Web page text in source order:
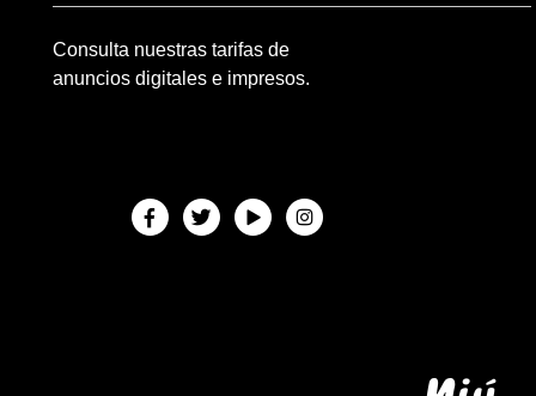
Consulta nuestras tarifas de
anuncios digitales e impresos.